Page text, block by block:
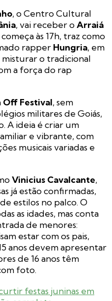
, o Centro Cultural
, vai receber oArraiá
às 17h, traz como
rapper Hungria, em
o tradicional
a força do rap
Off Festival, sem
militares de Goiás,
A ideia é criar um
e vibrante, com
musicais variadas e
Vinicius Cavalcante,
já estão confirmadas,
estilos no palco. O
as idades, mas conta
de menores:
estar com os pais,
anos devem apresentar
de 16 anos têm
foto.
festas juninas em